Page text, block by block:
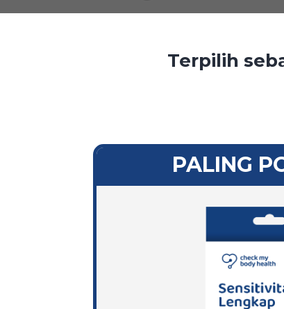
Terpilih
PALING